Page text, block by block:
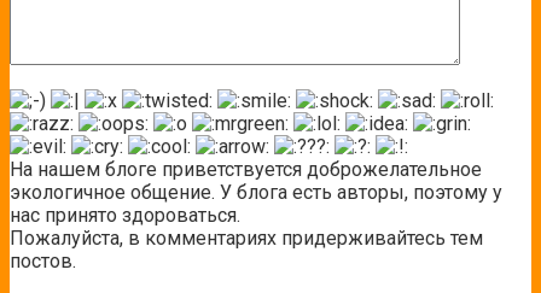
На нашем блоге приветствуется доброжелательное
экологичное общение. У блога есть авторы, поэтому у
нас принято здороваться.
Пожалуйста, в комментариях придерживайтесь тем
постов.